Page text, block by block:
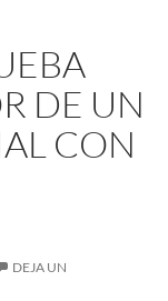
DE UN
CON
DEJA UN